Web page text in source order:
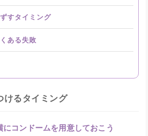
すタイミング
ある失敗
けるタイミング
にコンドームを用意しておこう